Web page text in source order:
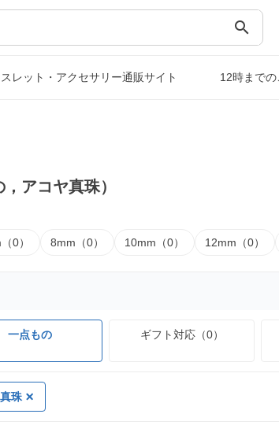
search
レット・アクセサリー通販サイト 12時まで
アコヤ真珠）
0） 8mm（0） 10mm（0） 12mm（0）
一点もの ギフト対応（0）
珠